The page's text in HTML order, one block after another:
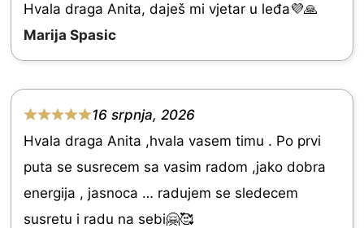
f
5
e
d
5
.
0
o
u
t
o
Hvala draga Anita, daješ mi vjetar u leđa💜🙏
Marija Spasic
e
16 srpnja, 2026
Hvala draga Anita ,hvala vasem timu . Po prvi
puta se susrecem sa vasim radom ,jako dobra
energija , jasnoca … radujem se sledecem
susretu i radu na sebi🤗🥰